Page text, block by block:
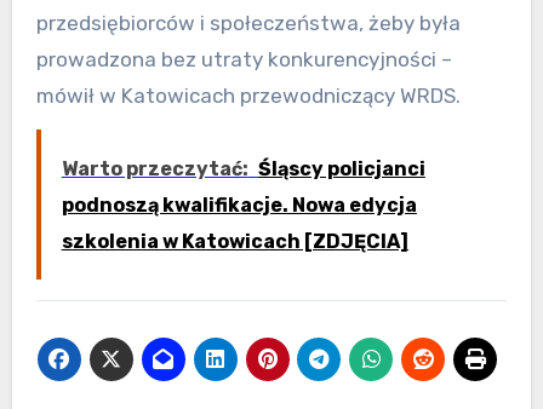
przedsiębiorców i społeczeństwa, żeby była
prowadzona bez utraty konkurencyjności –
mówił w Katowicach przewodniczący WRDS.
Warto przeczytać: Śląscy policjanci
podnoszą kwalifikacje. Nowa edycja
szkolenia w Katowicach [ZDJĘCIA]